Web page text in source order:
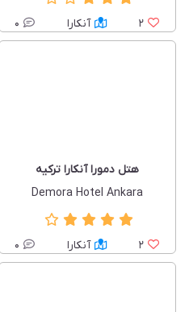
2 آنکارا 0
هتل دمورا آنکارا ترکیه
Demora Hotel Ankara
2 آنکارا 0